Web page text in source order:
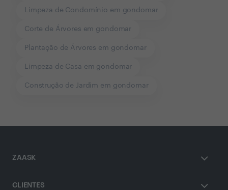
Limpeza de Condomínio em gondomar
Corte de Árvores em gondomar
Plantação de Árvores em gondomar
Limpeza de Casa em gondomar
Construção de Jardim em gondomar
ZAASK
CLIENTES